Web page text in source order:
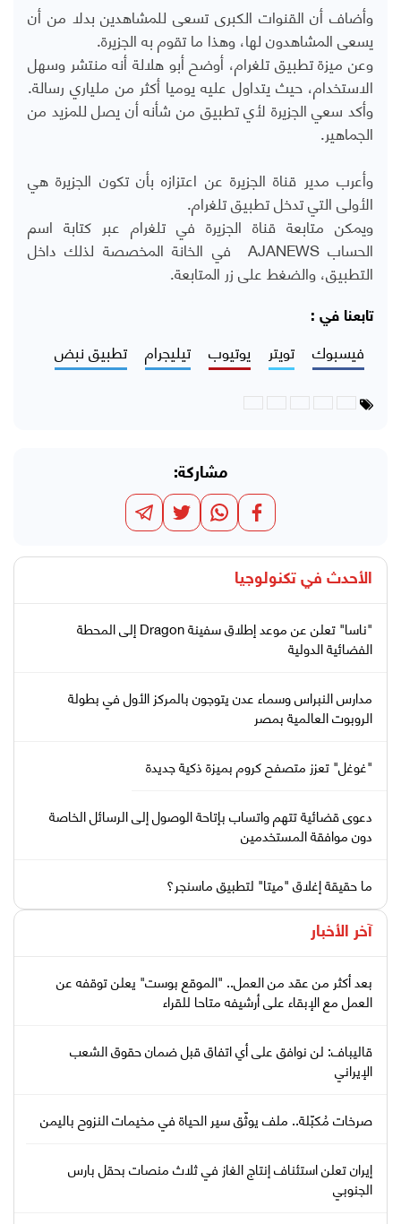
وأضاف أن القنوات الكبرى تسعى للمشاهدين بدلا من أن
يسعى المشاهدون لها، وهذا ما تقوم به الجزيرة.
وعن ميزة تطبيق تلغرام، أوضح أبو هلالة أنه منتشر وسهل
الاستخدام، حيث يتداول عليه يوميا أكثر من ملياري رسالة.
وأكد سعي الجزيرة لأي تطبيق من شأنه أن يصل للمزيد من
الجماهير.
وأعرب مدير قناة الجزيرة عن اعتزازه بأن تكون الجزيرة هي
الأولى التي تدخل تطبيق تلغرام.
ويمكن متابعة قناة الجزيرة في تلغرام عبر كتابة اسم
الحسابAJANEWS في الخانة المخصصة لذلك داخل
التطبيق، والضغط على زر المتابعة.
تابعنا في :
فيسبوك تويتر يوتيوب تيليجرام تطبيق نبض
مشاركة:
الأحدث في تكنولوجيا
"ناسا" تعلن عن موعد إطلاق سفينة Dragon إلى المحطة
الفضائية الدولية
مدارس النبراس وسماء عدن يتوجون بالمركز الأول في بطولة
الروبوت العالمية بمصر
"غوغل" تعزز متصفح كروم بميزة ذكية جديدة
دعوى قضائية تتهم واتساب بإتاحة الوصول إلى الرسائل الخاصة
دون موافقة المستخدمين
ما حقيقة إغلاق "ميتا" لتطبيق ماسنجر؟
آخر الأخبار
بعد أكثر من عقد من العمل.. "الموقع بوست" يعلن توقفه عن
العمل مع الإبقاء على أرشيفه متاحا للقراء
قاليباف: لن نوافق على أي اتفاق قبل ضمان حقوق الشعب
الإيراني
صرخات مُكبّلة.. ملف يوثّق سير الحياة في مخيمات النزوح باليمن
إيران تعلن استئناف إنتاج الغاز في ثلاث منصات بحقل بارس
الجنوبي